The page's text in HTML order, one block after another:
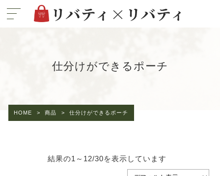
仕分けができるポーチ
HOME > 商品 > 仕分けができるポーチ
結果の1～12/30を表示しています